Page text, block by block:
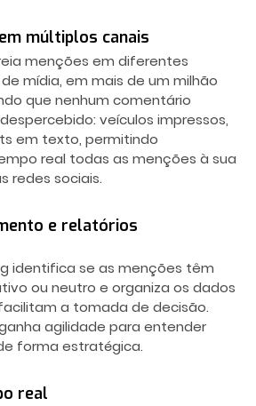
múltiplos canais
menções em diferentes
mídia, em mais de um milhão
que nenhum comentário
veículos impressos,
em texto, permitindo
real todas as menções à sua
redes sociais.
e relatórios
identifica se as menções têm
ou neutro e organiza os dados
a tomada de decisão.
agilidade para entender
forma estratégica.
real